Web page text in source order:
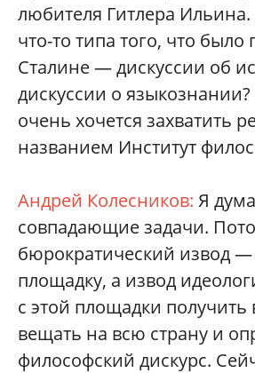
любителя Гитлера Ильина.
что-то типа того, что
Сталине — дискуссии об
дискуссии о
очень хочется захватить
названием Институт
Андрей Колесников: Я
совпадающие задачи.
бюрократический извод —
площадку, а извод
с этой площадки
вещать на всю страну и
философский дискурс.